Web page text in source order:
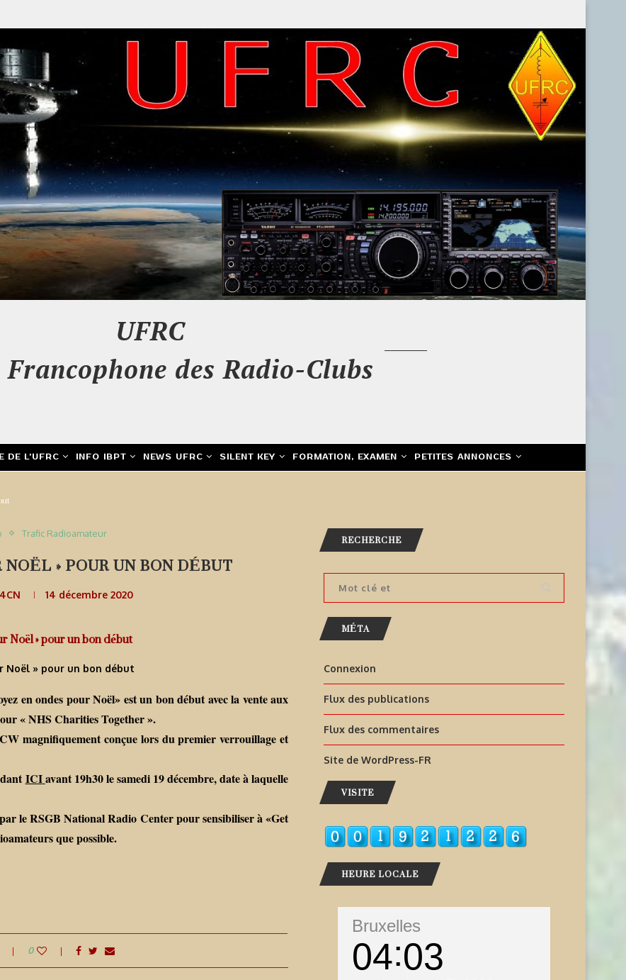
UFRC
des Radio-Clubs
DE L’UFRC INFO IBPT NEWS UFRC SILENT KEY FORMATION, EXAMEN PETITES ANNONCES
Trafic Radioamateur
» POUR UN BON DÉBUT
14 décembre 2020
Noël » pour un bon début
Noël » pour un bon début
en ondes pour Noël» est un bon début avec la vente aux
« NHS Charities Together ».
magnifiquement conçue lors du premier verrouillage et
ICIavant 19h30 le samedi 19 décembre, date à laquelle
le RSGB National Radio Center pour sensibiliser à «Get
que possible.
0
RECHERCHE
MÉTA
Connexion
Flux des publications
Flux des commentaires
Site de WordPress-FR
VISITE
HEURE LOCALE
Bruxelles
04 03